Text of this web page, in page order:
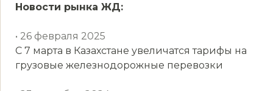
Новости рынка ЖД:
• 26 февраля 2025
С 7 марта в Казахстане увеличатся тарифы на
грузовые железнодорожные перевозки